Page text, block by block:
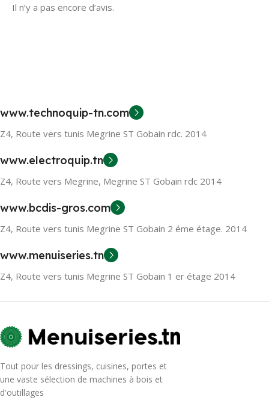
Il n’y a pas encore d’avis.
www.technoquip-tn.com
Z4, Route vers tunis Megrine ST Gobain rdc. 2014
www.electroquip.tn
Z4, Route vers Megrine, Megrine ST Gobain rdc 2014
www.bcdis-gros.com
Z4, Route vers tunis Megrine ST Gobain 2 éme étage. 2014
www.menuiseries.tn
Z4, Route vers tunis Megrine ST Gobain 1 er étage 2014
Tout pour les dressings, cuisines, portes et
une vaste sélection de machines à bois et
d'outillages